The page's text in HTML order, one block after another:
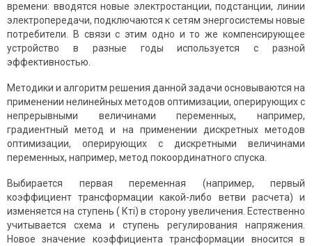
времени: вводятся новые электростанции, подстанции, линии
электропередачи, подключаются к сетям энергосистемы новые
потребители. В связи с этим одно и то же компенсирующее
устройство в разные годы используется с разной
эффективностью.
Методики и алгоритм решения данной задачи основываются на
применении нелинейных методов оптимизации, оперирующих с
непрерывными величинами переменных, например,
градиентный метод и на применении дискретных методов
оптимизации, оперирующих с дискретными величинами
переменных, например, метод покоординатного спуска.
Выбирается первая переменная (например, первый
коэффициент трансформации какой-либо ветви расчета) и
изменяется на ступень ( Ктi) в сторону увеличения. Естественно
учитывается схема и ступень регулирования напряжения.
Новое значение коэффициента трансформации вносится в